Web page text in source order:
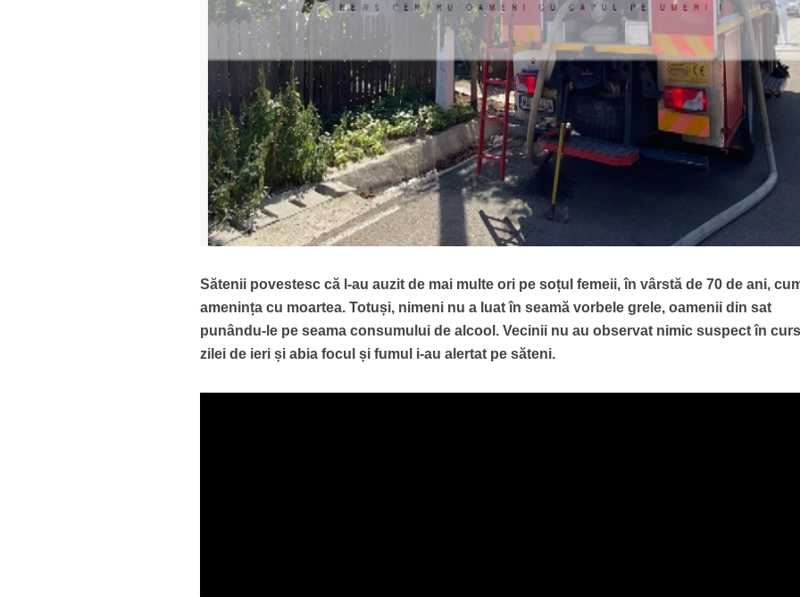
Sătenii povestesc că l-au auzit de mai multe ori pe soțul femeii, în vârstă de 70 de ani,
amenința cu moartea. Totuși, nimeni nu a luat în seamă vorbele grele, oamenii din sat
punându-le pe seama consumului de alcool. Vecinii nu au observat nimic suspect în
zilei de ieri și abia focul și fumul i-au alertat pe săteni.